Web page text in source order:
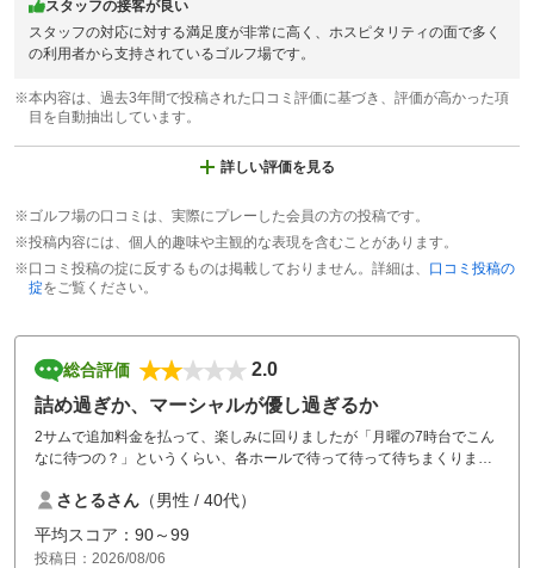
スタッフの接客が良い
スタッフの対応に対する満足度が非常に高く、ホスピタリティの面で多く
の利用者から支持されているゴルフ場です。
※本内容は、過去3年間で投稿された口コミ評価に基づき、評価が高かった項
目を自動抽出しています。
詳しい評価を見る
※ゴルフ場の口コミは、実際にプレーした会員の方の投稿です。
※投稿内容には、個人的趣味や主観的な表現を含むことがあります。
※口コミ投稿の掟に反するものは掲載しておりません。詳細は、 口コミ投稿の
掟をご覧ください。
総合評価
2.0
詰め過ぎか、マーシャルが優し過ぎるか
2サムで追加料金を払って、楽しみに回りましたが「月曜の7時台でこん
なに待つの？」というくらい、各ホールで待って待って待ちまくりまし
コースとしては程良く広く、メンテナンスもそれなり、特にグリーンは
夏でも焼けすぎるでも無い、良いコースでした。
だからこそ、惜しいなと思えるラウンドでした。
さとるさん （男性 / 40代）
平均スコア：90～99
投稿日：2026/08/06